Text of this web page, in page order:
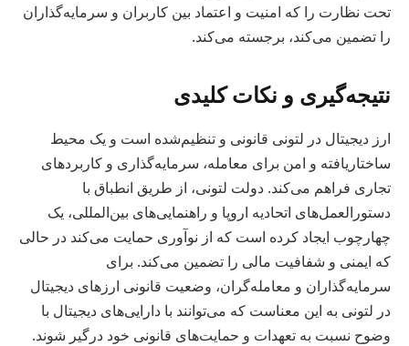
تحت نظارت را که امنیت و اعتماد بین کاربران و سرمایه‌گذاران
را تضمین می‌کند، برجسته می‌کند.
نتیجه‌گیری و نکات کلیدی
ارز دیجیتال در لتونی قانونی و تنظیم‌شده است و یک محیط
ساختاریافته و امن برای معامله، سرمایه‌گذاری و کاربردهای
تجاری فراهم می‌کند. دولت لتونی، از طریق انطباق با
دستورالعمل‌های اتحادیه اروپا و راهنمایی‌های بین‌المللی، یک
چهارچوب ایجاد کرده است که از نوآوری حمایت می‌کند در حالی
که ایمنی و شفافیت مالی را تضمین می‌کند. برای
سرمایه‌گذاران و معامله‌گران، وضعیت قانونی ارزهای دیجیتال
در لتونی به این معناست که می‌توانند با دارایی‌های دیجیتال با
وضوح نسبت به تعهدات و حمایت‌های قانونی خود درگیر شوند.